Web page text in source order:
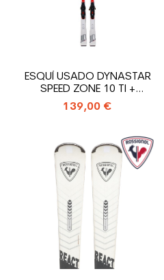
ESQUÍ USADO DYNASTAR
SPEED ZONE 10 TI +
FIJACIONES
139,00 €